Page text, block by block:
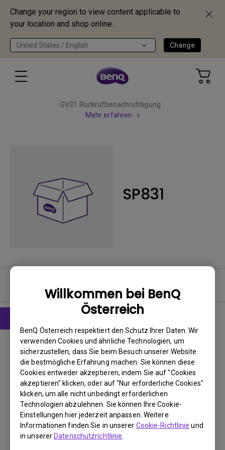
Change your region to view content applicable to
your location and shop online.
United States / English Change
Willkommen bei BenQ
Österreich
BenQ Österreich respektiert den Schutz Ihrer Daten. Wir
verwenden Cookies und ähnliche Technologien, um
sicherzustellen, dass Sie beim Besuch unserer Website
die bestmögliche Erfahrung machen. Sie können diese
Cookies entweder akzeptieren, indem Sie auf "Cookies
akzeptieren" klicken, oder auf "Nur erforderliche Cookies"
klicken, um alle nicht unbedingt erforderlichen
Technologien abzulehnen. Sie können Ihre Cookie-
Einstellungen hier jederzeit anpassen. Weitere
Informationen finden Sie in unserer Cookie-Richtlinie und
in unsererDatenschutzrichtlinie
GV31 Rückrufbenachrichtigung
Mehr erfahren
SP831
Bedienungsanleitung
Benutzerhandbuch
Benutzerhandbuch
Update: 2008/04/16
Sprache:German
Dateigröße:4.06 MB
Version:
Vorschau